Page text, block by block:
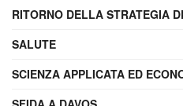
RITORNO DELLA STRATEGIA
SALUTE
SCIENZA APPLICATA ED